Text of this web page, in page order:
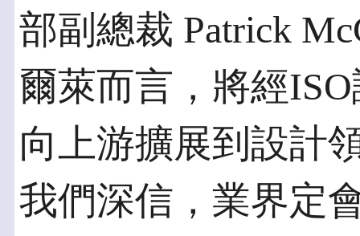
部副總裁 Patrick
爾萊而言，將經
向上游擴展到設計
我們深信，業界定